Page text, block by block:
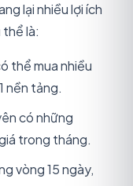
lại nhiều lợi ích
thể là:
thể mua nhiều
nền tảng.
có những
trong tháng.
vòng 15 ngày,